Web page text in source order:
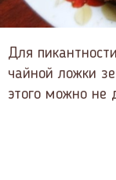
Для
чайной ложки
этого можно не